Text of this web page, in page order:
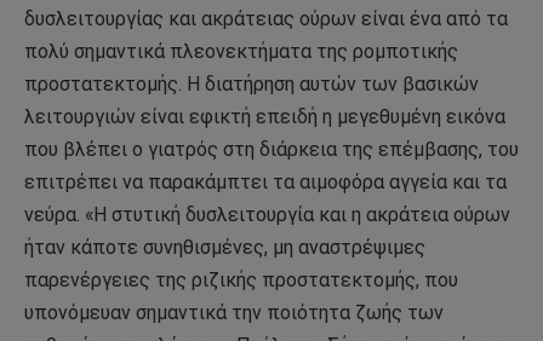
δυσλειτουργίας και ακράτειας ούρων είναι ένα από τα
πολύ σημαντικά πλεονεκτήματα της ρομποτικής
προστατεκτομής. Η διατήρηση αυτών των βασικών
λειτουργιών είναι εφικτή επειδή η μεγεθυμένη εικόνα
που βλέπει ο γιατρός στη διάρκεια της επέμβασης, του
επιτρέπει να παρακάμπτει τα αιμοφόρα αγγεία και τα
νεύρα. «Η στυτική δυσλειτουργία και η ακράτεια ούρων
ήταν κάποτε συνηθισμένες, μη αναστρέψιμες
παρενέργειες της ριζικής προστατεκτομής, που
υπονόμευαν σημαντικά την ποιότητα ζωής των